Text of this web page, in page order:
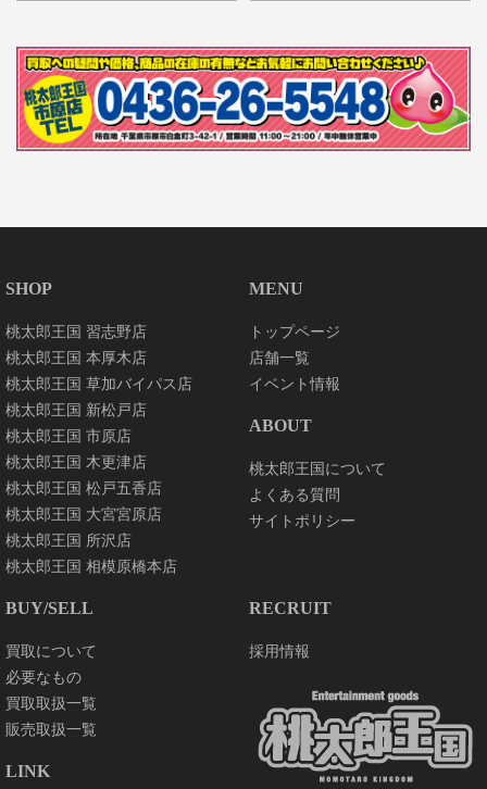
SHOP
桃太郎王国 習志野店
桃太郎王国 本厚木店
桃太郎王国 草加バイパス店
桃太郎王国 新松戸店
桃太郎王国 市原店
桃太郎王国 木更津店
桃太郎王国 松戸五香店
桃太郎王国 大宮宮原店
桃太郎王国 所沢店
桃太郎王国 相模原橋本店
MENU
トップページ
店舗一覧
イベント情報
ABOUT
桃太郎王国について
よくある質問
サイトポリシー
BUY/SELL
買取について
必要なもの
買取取扱一覧
販売取扱一覧
LINK
RECRUIT
採用情報